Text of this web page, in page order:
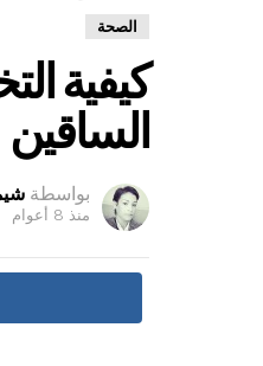
الصحة
كيفية
الساقين
بواسطة
منذ 8 أعوام